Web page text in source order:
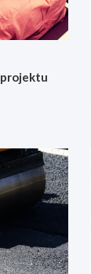
projektu